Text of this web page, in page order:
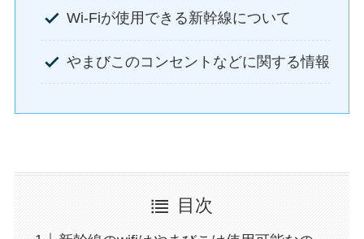
Wi-Fiが使用できる新幹線について
やまびこのコンセントなどに関する情報
目次